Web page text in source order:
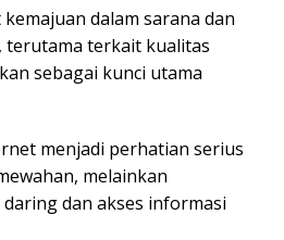
dalam sarana dan
terutama terkait kualitas
sebagai kunci utama
menjadi perhatian serius
melainkan
dan akses informasi